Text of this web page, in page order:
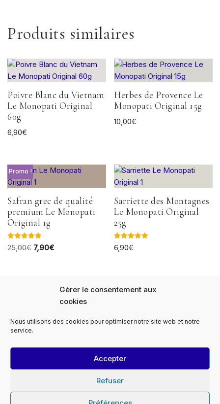
Gérer le consentement aux
cookies
Nous utilisons des cookies pour optimiser notre site web et notre
service.
Accepter
Refuser
Produits similaires
Poivre Blanc du Vietnam
Le Monopati Original
60g
6,90€
Herbes de Provence Le
Monopati Original 15g
10,00€
Promo !
Safran grec de qualité
premium Le Monopati
Original 1g
Note
5.00
25,00€ 7,90€
Sarriette des Montagnes
Le Monopati Original
25g
Note
5.00
6,90€
Panier FAQs
Notre Histoire
Le Monopati Newsletter
Devis
Mentions légales
Politique de cookies (EU)